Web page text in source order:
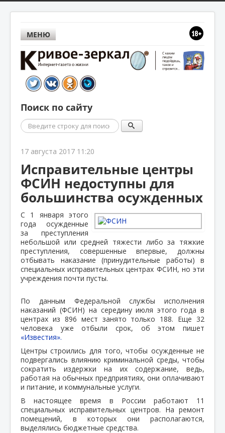
МЕНЮ
Поиск по сайту
Поиск
17 августа 2017 11:20
Исправительные центры
ФСИН недоступны для
большинства осужденных
С 1 января этого
года осужденные
за преступления
небольшой или средней тяжести либо за тяжкие
преступления, совершенные впервые, должны
отбывать наказание (принудительные работы) в
специальных исправительных центрах ФСИН, но эти
учреждения почти пусты.
По данным Федеральной службы исполнения
наказаний (ФСИН) на середину июля этого года в
центрах из 896 мест занято только 188. Еще 32
человека уже отбыли срок, об этом пишет
«Известия».
Центры строились для того, чтобы осужденные не
подвергались влиянию криминальной среды, чтобы
сократить издержки на их содержание, ведь,
работая на обычных предприятиях, они оплачивают
и питание, и коммунальные услуги.
В настоящее время в России работают 11
специальных исправительных центров. На ремонт
помещений, в которых они располагаются,
выделялись бюджетные средства.